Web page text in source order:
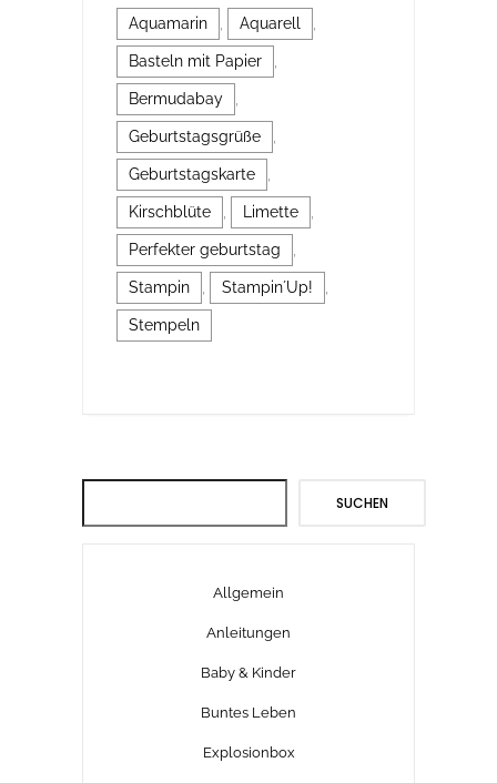
Aquamarin , Aquarell ,
Basteln mit Papier ,
Bermudabay ,
Geburtstagsgrüße ,
Geburtstagskarte ,
Kirschblüte , Limette ,
Perfekter geburtstag ,
Stampin , Stampin´Up! ,
Stempeln
SUCHEN
Allgemein
Anleitungen
Baby & Kinder
Buntes Leben
Explosionbox